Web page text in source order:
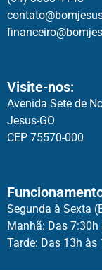
Visite-nos:
Avenida Sete de
Jesus-GO
CEP 75570-000
Segunda à Sexta
Manhã: Das 7:30h
Tarde: Das 13h às